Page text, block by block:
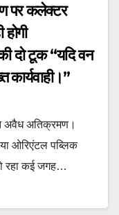
पर कलेक्टर
दो टूक “यदि वन
अवैध अतिक्रमण।
ओरिएंटल पब्लिक
रहा कई जगह…